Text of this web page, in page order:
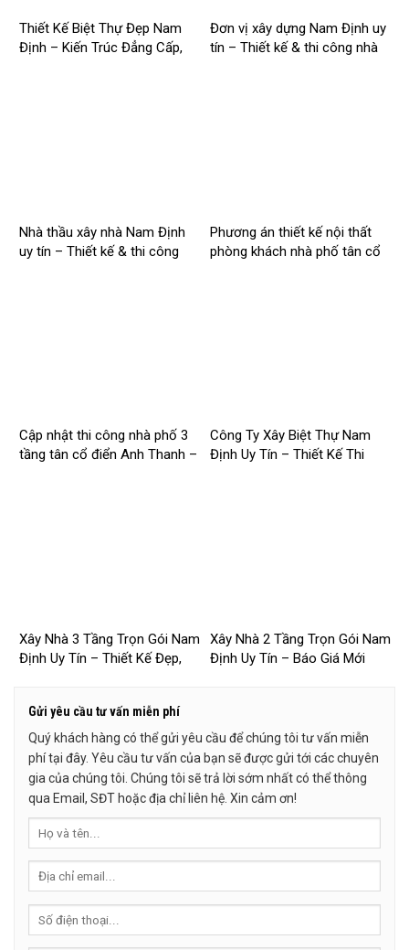
Thiết Kế Biệt Thự Đẹp Nam
Định – Kiến Trúc Đẳng Cấp,
Đơn vị xây dựng Nam Định uy
tín – Thiết kế & thi công nhà
Nhà thầu xây nhà Nam Định
uy tín – Thiết kế & thi công
Phương án thiết kế nội thất
phòng khách nhà phố tân cổ
Cập nhật thi công nhà phố 3
tầng tân cổ điển Anh Thanh –
Công Ty Xây Biệt Thự Nam
Định Uy Tín – Thiết Kế Thi
Xây Nhà 3 Tầng Trọn Gói Nam
Định Uy Tín – Thiết Kế Đẹp,
Xây Nhà 2 Tầng Trọn Gói Nam
Định Uy Tín – Báo Giá Mới
Gửi yêu cầu tư vấn miễn phí
Quý khách hàng có thể gửi yêu cầu để chúng tôi tư vấn miễn
phí tại đây. Yêu cầu tư vấn của bạn sẽ được gửi tới các chuyên
gia của chúng tôi. Chúng tôi sẽ trả lời sớm nhất có thể thông
qua Email, SĐT hoặc địa chỉ liên hệ. Xin cảm ơn!